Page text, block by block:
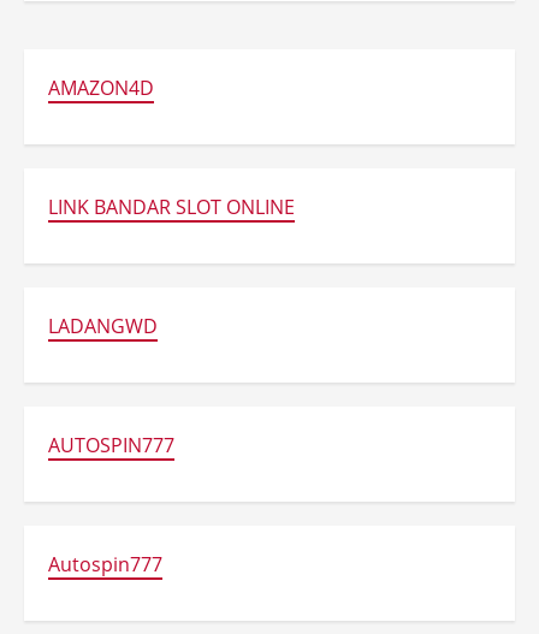
AMAZON4D
LINK BANDAR SLOT ONLINE
LADANGWD
AUTOSPIN777
Autospin777